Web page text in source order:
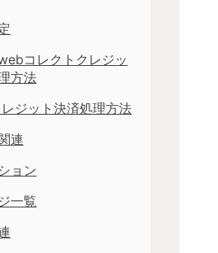
コレクトクレジッ
方法
ジット決済処理方法
連
ョン
一覧